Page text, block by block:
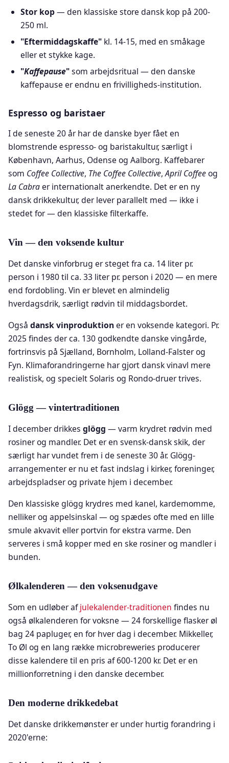
Stor kop— den klassiske store dansk kop på 200-
250 ml.
"Eftermiddagskaffe" kl. 14-15, med en småkage
eller et stykke kage.
"Kaffepause"som arbejdsritual — den danske
kaffepause er endnu en frivilligheds-institution.
Espresso og baristaer
I de seneste 20 år har de danske byer fået en
blomstrende espresso- og baristakultur, særligt i
København, Aarhus, Odense og Aalborg. Kaffebarer
som Coffee Collective, The Coffee Collective,April Coffeeog
La Cabraer internationalt anerkendte. Det er en ny
dansk drikkekultur, der lever parallelt med — ikke i
stedet for — den klassiske filterkaffe.
Vin — den voksende kultur
Det danske vinforbrug er steget fra ca. 14 liter pr.
person i 1980 til ca. 33 liter pr. person i 2020 — en mere
end fordobling. Vin er blevet en almindelig
hverdagsdrik, særligt rødvin til middagsbordet.
Også dansk vinproduktioner en voksende kategori. Pr.
2025 findes der ca. 130 godkendte danske vingårde,
fortrinsvis på Sjælland, Bornholm, Lolland-Falster og
Fyn. Klimaforandringerne har gjort dansk vinavl mere
realistisk, og specielt Solaris og Rondo-druer trives.
Glögg — vintertraditionen
I december drikkes glögg — varm krydret rødvin med
rosiner og mandler. Det er en svensk-dansk skik, der
særligt har vundet frem i de seneste 30 år. Glögg-
arrangementer er nu et fast indslag i kirker, foreninger,
arbejdspladser og private hjem i december.
Den klassiske glögg krydres med kanel, kardemomme,
nelliker og appelsinskal — og spædes ofte med en lille
smule akvavit eller portvin for ekstra varme. Den
serveres i små kopper med en ske rosiner og mandler i
bunden.
Ølkalenderen — den voksenudgave
Som en udløber afjulekalender-traditionen findes nu
også ølkalenderen for voksne — 24 forskellige flasker øl
bag 24 papluger, en for hver dag i december. Mikkeller,
To Øl og en lang række microbreweries producerer
disse kalendere til en pris af 600-1200 kr. Det er en
millionforretning i den danske december.
Den moderne drikkedebat
Det danske drikkemønster er under hurtig forandring i
2020'erne: